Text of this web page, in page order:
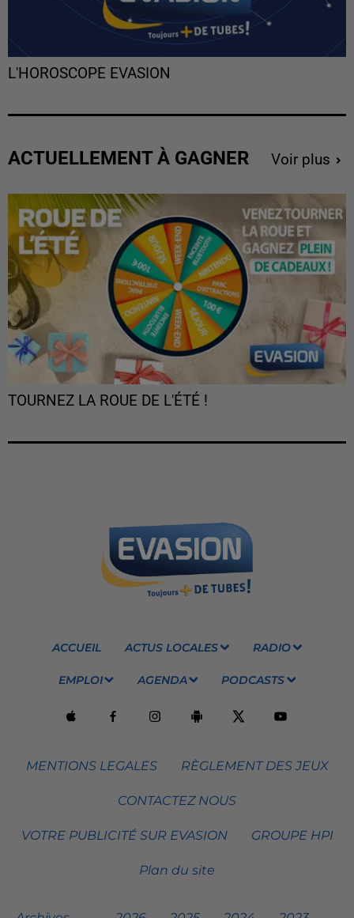
L'HOROSCOPE EVASION
ACTUELLEMENT À GAGNER Voir plus
TOURNEZ LA ROUE DE L'ÉTÉ !
ACCUEIL ACTUS LOCALES RADIO
EMPLOI AGENDA PODCASTS
MENTIONS LEGALES RÈGLEMENT DES JEUX
CONTACTEZ NOUS
VOTRE PUBLICITÉ SUR EVASION GROUPE HPI
Plan du site